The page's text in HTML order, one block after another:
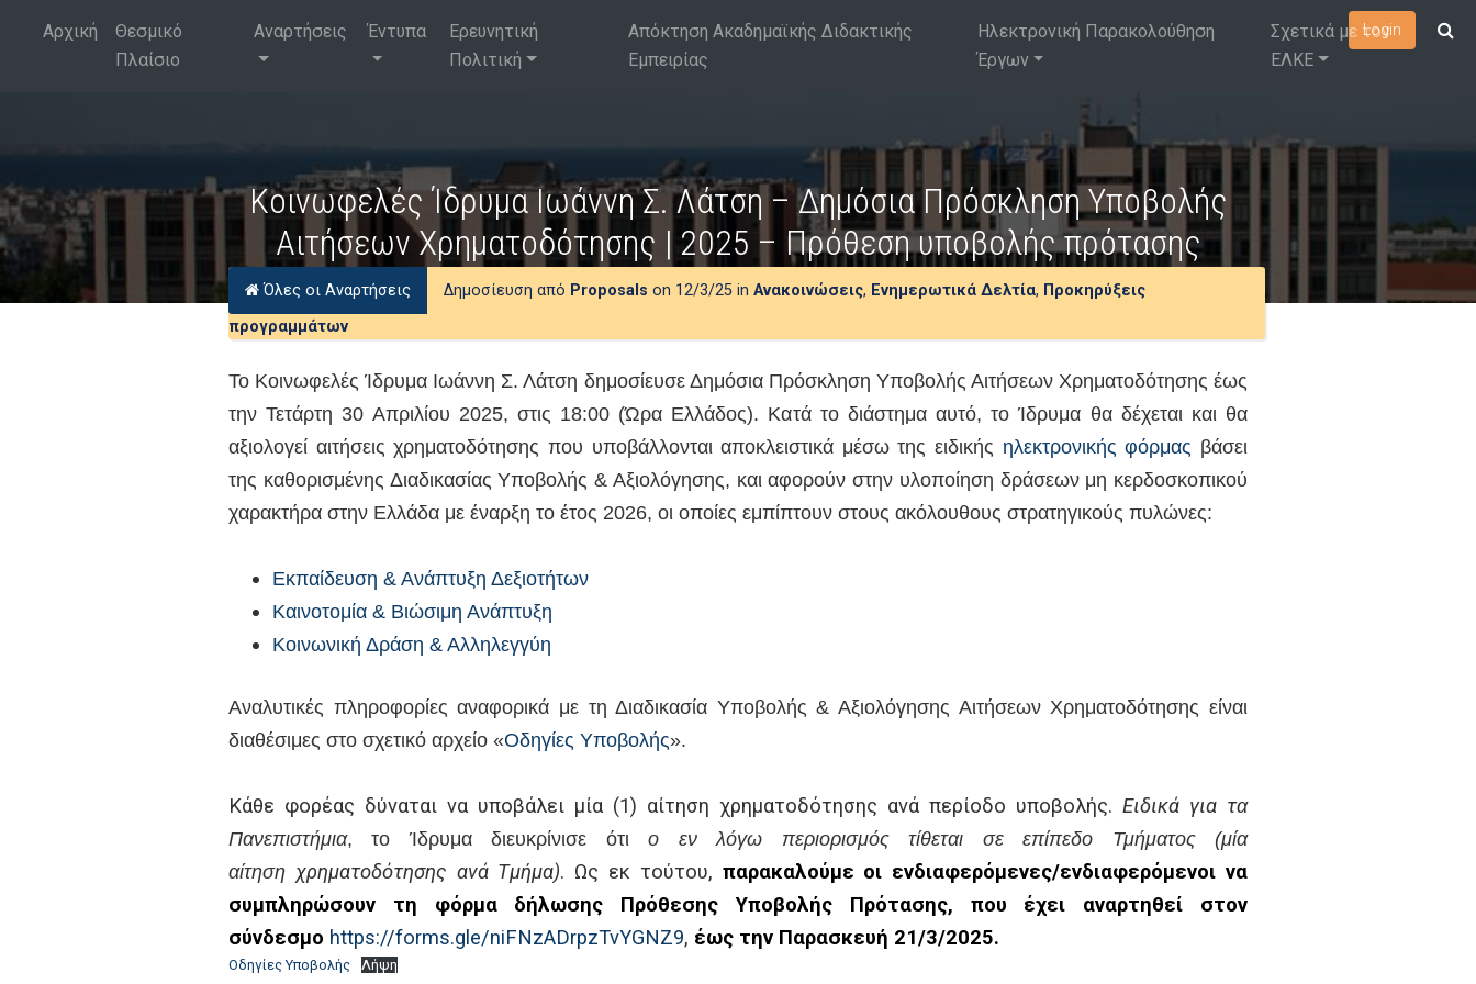
Login
Αρχική
Θεσμικό
Πλαίσιο
Αναρτήσεις Έντυπα
Ερευνητική
Πολιτική
Απόκτηση Ακαδημαϊκής Διδακτικής
Εμπειρίας
Ηλεκτρονική Παρακολούθηση
Έργων
Σχετικά με τον
ΕΛΚΕ
Κοινωφελές Ίδρυμα Ιωάννη Σ. Λάτση – Δημόσια Πρόσκληση Υποβολής
Αιτήσεων Χρηματοδότησης | 2025 – Πρόθεση υποβολής πρότασης
Όλες οι Αναρτήσεις Δημοσίευση από Proposals on 12/3/25 in Ανακοινώσεις, Ενημερωτικά Δελτία, Προκηρύξεις
προγραμμάτων
Το Κοινωφελές Ίδρυμα Ιωάννη Σ. Λάτση δημοσίευσε Δημόσια Πρόσκληση Υποβολής Αιτήσεων Χρηματοδότησης έως
την Τετάρτη 30 Απριλίου 2025, στις 18:00 (Ώρα Ελλάδος). Κατά το διάστημα αυτό, το Ίδρυμα θα δέχεται και θα
αξιολογεί αιτήσεις χρηματοδότησης που υποβάλλονται αποκλειστικά μέσω της ειδικής ηλεκτρονικής φόρμας βάσει
της καθορισμένης Διαδικασίας Υποβολής & Αξιολόγησης, και αφορούν στην υλοποίηση δράσεων μη κερδοσκοπικού
χαρακτήρα στην Ελλάδα με έναρξη το έτος 2026, οι οποίες εμπίπτουν στους ακόλουθους στρατηγικούς πυλώνες:
Εκπαίδευση & Ανάπτυξη Δεξιοτήτων
Καινοτομία & Βιώσιμη Ανάπτυξη
Κοινωνική Δράση & Αλληλεγγύη
Αναλυτικές πληροφορίες αναφορικά με τη Διαδικασία Υποβολής & Αξιολόγησης Αιτήσεων Χρηματοδότησης είναι
διαθέσιμες στο σχετικό αρχείο «Οδηγίες Υποβολής».
Κάθε φορέας δύναται να υποβάλει μία (1) αίτηση χρηματοδότησης ανά περίοδο υποβολής. Ειδικά για τα
Πανεπιστήμια, το Ίδρυμα διευκρίνισε ότιο εν λόγω περιορισμός τίθεται σε επίπεδο Τμήματος (μία
αίτηση χρηματοδότησης ανά Τμήμα). Ως εκ τούτου, παρακαλούμε οι ενδιαφερόμενες/ενδιαφερόμενοι να
συμπληρώσουν τη φόρμα δήλωσης Πρόθεσης Υποβολής Πρότασης, που έχει αναρτηθεί στον
σύνδεσμο https://forms.gle/niFNzADrpzTvYGNZ9, έως την Παρασκευή 21/3/2025.
Οδηγίες Υποβολής Λήψη